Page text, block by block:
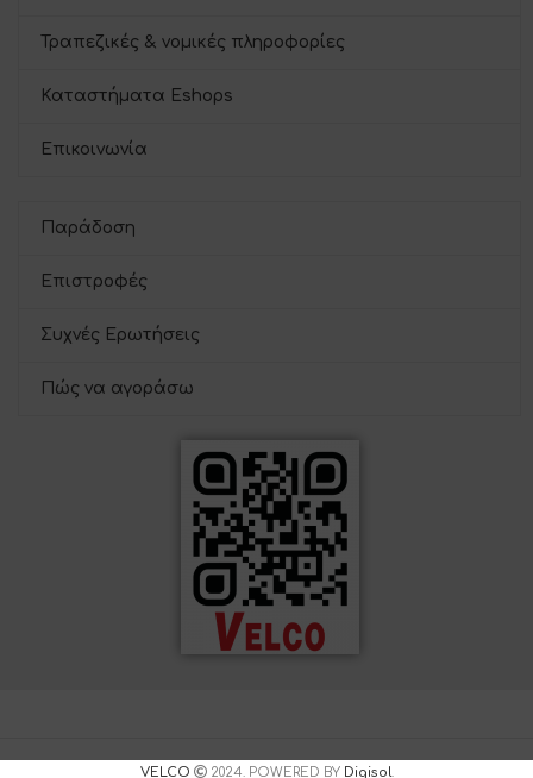
Τραπεζικές & νομικές πληροφορίες
Καταστήματα Eshops
Επικοινωνία
Παράδοση
Επιστροφές
Συχνές Ερωτήσεις
Πώς να αγοράσω
VELCO 2024. POWERED BY Digisol.